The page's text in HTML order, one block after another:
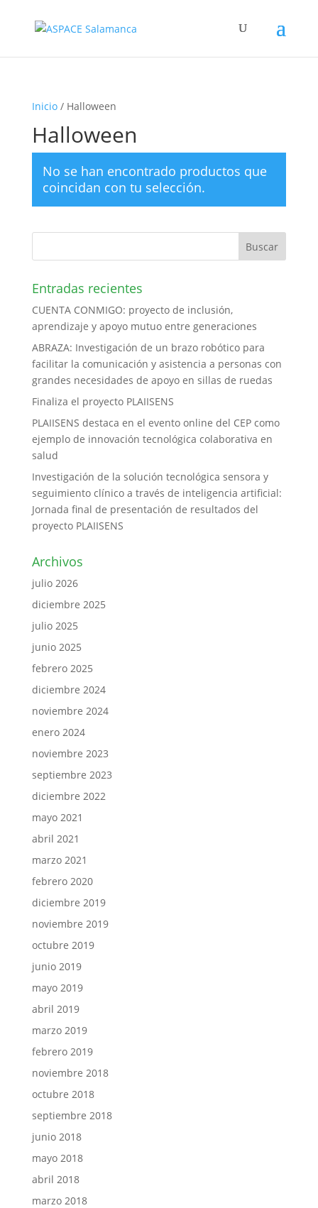
Inicio/ Halloween
Halloween
No se han encontrado productos que
coincidan con tu selección.
Entradas recientes
CUENTA CONMIGO: proyecto de inclusión,
aprendizaje y apoyo mutuo entre generaciones
ABRAZA: Investigación de un brazo robótico para
facilitar la comunicación y asistencia a personas con
grandes necesidades de apoyo en sillas de ruedas
Finaliza el proyecto PLAIISENS
PLAIISENS destaca en el evento online del CEP como
ejemplo de innovación tecnológica colaborativa en
salud
Investigación de la solución tecnológica sensora y
seguimiento clínico a través de inteligencia artificial:
Jornada final de presentación de resultados del
proyecto PLAIISENS
Archivos
julio 2026
diciembre 2025
julio 2025
junio 2025
febrero 2025
diciembre 2024
noviembre 2024
enero 2024
noviembre 2023
septiembre 2023
diciembre 2022
mayo 2021
abril 2021
marzo 2021
febrero 2020
diciembre 2019
noviembre 2019
octubre 2019
junio 2019
mayo 2019
abril 2019
marzo 2019
febrero 2019
noviembre 2018
octubre 2018
septiembre 2018
junio 2018
mayo 2018
abril 2018
marzo 2018